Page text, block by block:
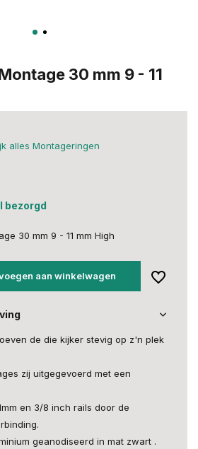
30 mm 9 - 11
alles Montageringen
bezorgd
30 mm 9 - 11 mm High
aan winkelwagen
de die kijker stevig op z'n plek
zij uitgegevoerd met een
en 3/8 inch rails door de
geanodiseerd in mat zwart .